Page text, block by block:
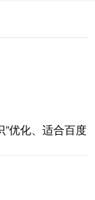
优化、适合百度